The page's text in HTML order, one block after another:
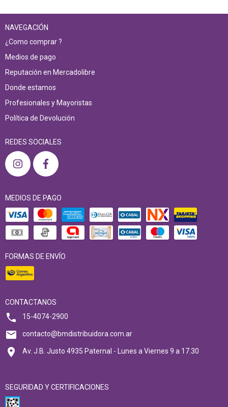
NAVEGACIÓN
¿Como comprar ?
Medios de pago
Reputación en Mercadolibre
Donde estamos
Profesionales y Mayoristas
Política de Devolución
REDES SOCIALES
MEDIOS DE PAGO
FORMAS DE ENVÍO
CONTACTANOS
15-4074-2900
contacto@bmdistribuidora.com.ar
Av. J.B. Justo 4935 Paternal - Lunes a Viernes 9 a 17.30
SEGURIDAD Y CERTIFICACIONES